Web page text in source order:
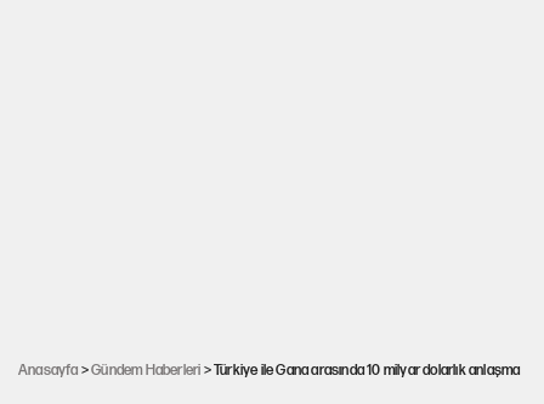
Anasayfa >Gündem Haberleri > Türkiye ile Gana arasında 10 milyar dolarlık anlaşma